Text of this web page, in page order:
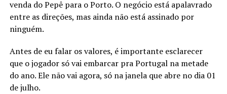
venda do Pepê para o Porto. O negócio está apalavrado
entre as direções, mas ainda não está assinado por
ninguém.
Antes de eu falar os valores, é importante esclarecer
que o jogador só vai embarcar pra Portugal na metade
do ano. Ele não vai agora, só na janela que abre no dia 01
de julho.